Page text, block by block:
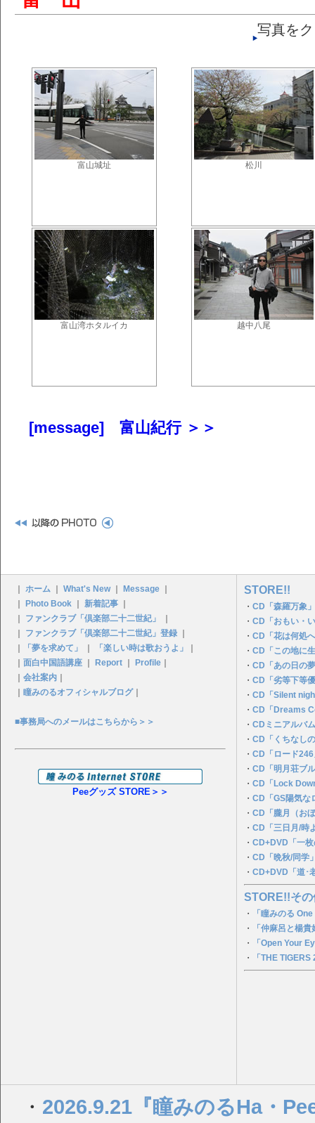
写真を
富山城址 松川
富山湾ホタルイカ 越中八尾
[message] 富山紀行 ＞＞
ホーム What's New｜ Message
Photo Book 新着記事
ファンクラブ「倶楽部二十二世紀」
ファンクラブ「倶楽部二十二世紀」登録
「夢を求めて」 「楽しい時は歌おうよ」
面白中国語講座 Report Profile
会社案内
瞳みのるオフィシャルブログ｜
■事務局へのメールはこちらから＞＞
Peeグッズ STORE＞＞
STORE!!
・ CD「森羅万象
・ CD「おもい・
・ CD「花は何処
・ CD「この地に
・ CD「あの日の
・ CD「劣等下等
・ CD「Silent
・ CD「Dreams
・ CDミニアルバ
・ CD「くちなし
・ CD「ロード246
・ CD「明月荘ブ
・ CD「Lock
・ CD「GS陽気な
・ CD「朧月（お
・ CD「三日月/時
・ CD+DVD「一
・ CD「晩秋/同学
・ CD+DVD「道･
STORE!!そ
・
「瞳みのる
・
「仲麻呂と楊
・
「Open Your
・
「THE
・ 2026.9.21『瞳みのるHa・